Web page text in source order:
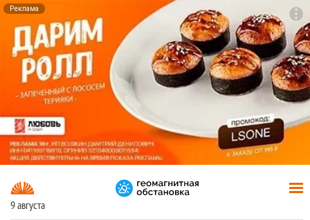
Реклама
9 августа